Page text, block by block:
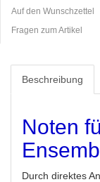
Auf den Wunschzettel
Fragen zum Artikel
Beschreibung
Noten
Durch direktes